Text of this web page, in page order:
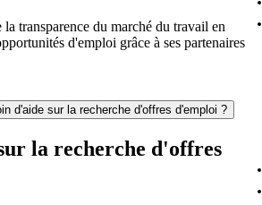
transparence du marché du travail en
d'emploi grâce à ses partenaires
d'aide sur la recherche d'offres d'emploi ?
la recherche d'offres